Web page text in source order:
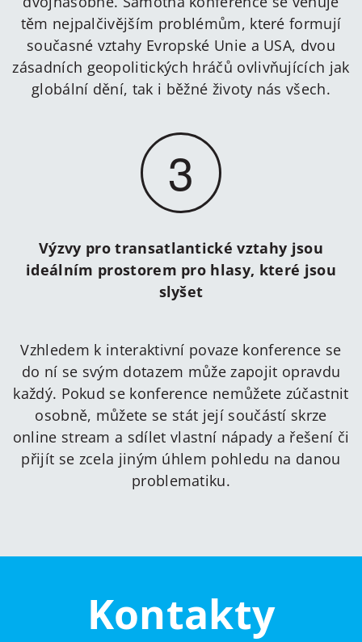
těm nejpalčivějším problémům, které formují
současné vztahy Evropské Unie a USA, dvou
zásadních geopolitických hráčů ovlivňujících jak
globální dění, tak i běžné životy nás všech.
3
Výzvy pro transatlantické vztahy jsou
ideálním prostorem pro hlasy, které jsou
slyšet
Vzhledem k interaktivní povaze konference se
do ní se svým dotazem může zapojit opravdu
každý. Pokud se konference nemůžete zúčastnit
osobně, můžete se stát její součástí skrze
online stream a sdílet vlastní nápady a řešení či
přijít se zcela jiným úhlem pohledu na danou
problematiku.
Kontakty